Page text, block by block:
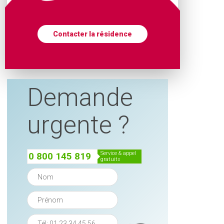
Contacter la résidence
Demande
urgente ?
0 800 145 819
service & appel
gratuits